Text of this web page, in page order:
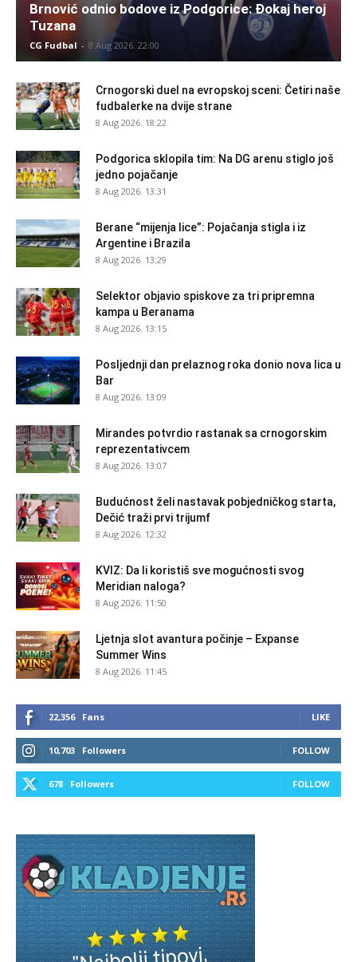
Brnović odnio bodove iz Podgorice: Đokaj heroj
Tuzana
CG Fudbal - 8 Aug 2026. 22:00
Crnogorski duel na evropskoj sceni: Četiri naše
fudbalerke na dvije strane
8 Aug 2026. 18:22
Podgorica sklopila tim: Na DG arenu stiglo još
jedno pojačanje
8 Aug 2026. 13:31
Berane “mijenja lice”: Pojačanja stigla i iz
Argentine i Brazila
8 Aug 2026. 13:29
Selektor objavio spiskove za tri pripremna
kampa u Beranama
8 Aug 2026. 13:15
Posljednji dan prelaznog roka donio nova lica u
Bar
8 Aug 2026. 13:09
Mirandes potvrdio rastanak sa crnogorskim
reprezentativcem
8 Aug 2026. 13:07
Budućnost želi nastavak pobjedničkog starta,
Dečić traži prvi trijumf
8 Aug 2026. 12:32
KVIZ: Da li koristiš sve mogućnosti svog
Meridian naloga?
8 Aug 2026. 11:50
Ljetnja slot avantura počinje – Expanse
Summer Wins
8 Aug 2026. 11:45
22,356 Fans LIKE
10,703 Followers FOLLOW
678 Followers FOLLOW